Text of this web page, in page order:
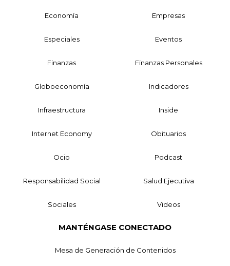
Economía Empresas
Especiales Eventos
Finanzas Finanzas Personales
Globoeconomía Indicadores
Infraestructura Inside
Internet Economy Obituarios
Ocio Podcast
Responsabilidad Social Salud Ejecutiva
Sociales Videos
MANTÉNGASE CONECTADO
Mesa de Generación de Contenidos